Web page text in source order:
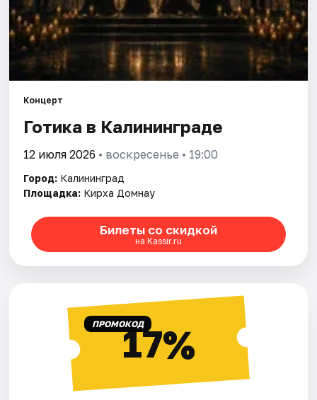
Концерт
Готика в Калининграде
12 июля 2026 • воскресенье • 19:00
Город: Калининград
Площадка: Кирха Домнау
Билеты со скидкой
на Kassir.ru
ПРОМОКОД17%